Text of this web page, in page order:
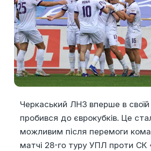
Черкаський ЛНЗ вперше в своїй
пробився до єврокубків. Це
можливим після перемоги
матчі 28-го туру УПЛ проти СК